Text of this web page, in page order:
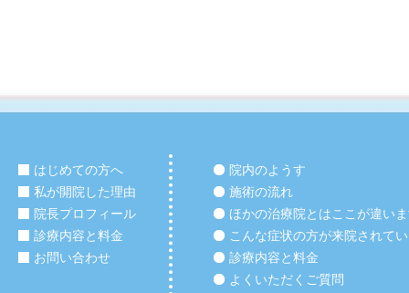
はじめての方へ
私が開院した理由
院長プロフィール
診療内容と料金
お問い合わせ
院内のようす
施術の流れ
ほかの治療院とはここが違い
こんな症状の方が来院されて
診療内容と料金
よくいただくご質問